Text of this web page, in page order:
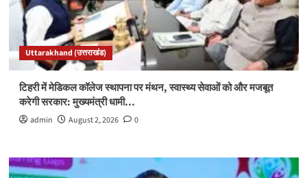
Uttarakhand (उत्तराखंड)
टिहरी में मेडिकल कॉलेज स्थापना पर मंथन, स्वास्थ्य सेवाओं को और मजबूत
करेगी सरकार: मुख्यमंत्री धामी…
admin August 2, 2026 0